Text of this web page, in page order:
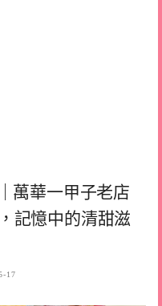
萬華一甲子老店
記憶中的清甜滋
17